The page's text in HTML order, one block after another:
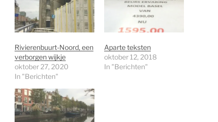
Rivierenbuurt-Noord, een
verborgen wijkje
oktober 27, 2020
In "Berichten"
Aparte teksten
oktober 12, 2018
In "Berichten"